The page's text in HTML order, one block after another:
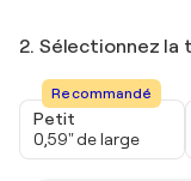
2. Sélectionnez la
Recommandé
Petit
0,59" de large